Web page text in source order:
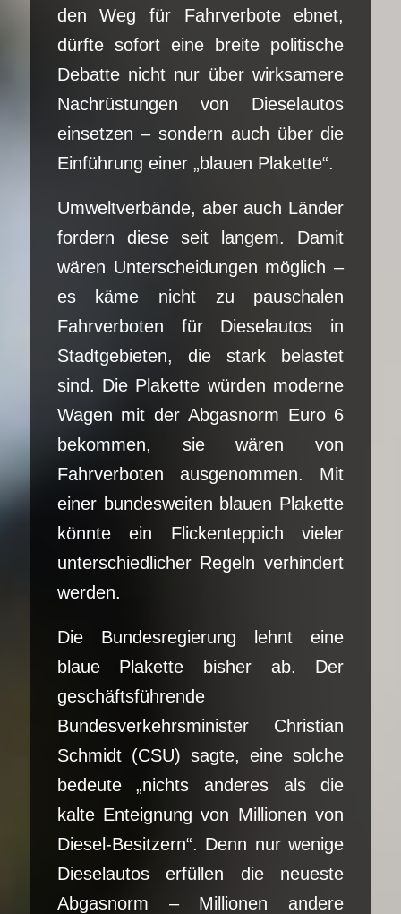
den Weg für Fahrverbote ebnet,
dürfte sofort eine breite politische
Debatte nicht nur über wirksamere
Nachrüstungen von Dieselautos
einsetzen – sondern auch über die
Einführung einer „blauen Plakette“.
Umweltverbände, aber auch Länder
fordern diese seit langem. Damit
wären Unterscheidungen möglich –
es käme nicht zu pauschalen
Fahrverboten für Dieselautos in
Stadtgebieten, die stark belastet
sind. Die Plakette würden moderne
Wagen mit der Abgasnorm Euro 6
bekommen, sie wären von
Fahrverboten ausgenommen. Mit
einer bundesweiten blauen Plakette
könnte ein Flickenteppich vieler
unterschiedlicher Regeln verhindert
werden.
Die Bundesregierung lehnt eine
blaue Plakette bisher ab. Der
geschäftsführende
Bundesverkehrsminister Christian
Schmidt (CSU) sagte, eine solche
bedeute „nichts anderes als die
kalte Enteignung von Millionen von
Diesel-Besitzern“. Denn nur wenige
Dieselautos erfüllen die neueste
Abgasnorm – Millionen andere